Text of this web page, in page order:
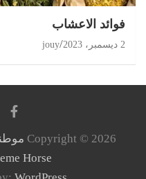
‏فوائد الاعشاب
2 ديسمبر، 2023 jouy
Copyright © 2026
Horse